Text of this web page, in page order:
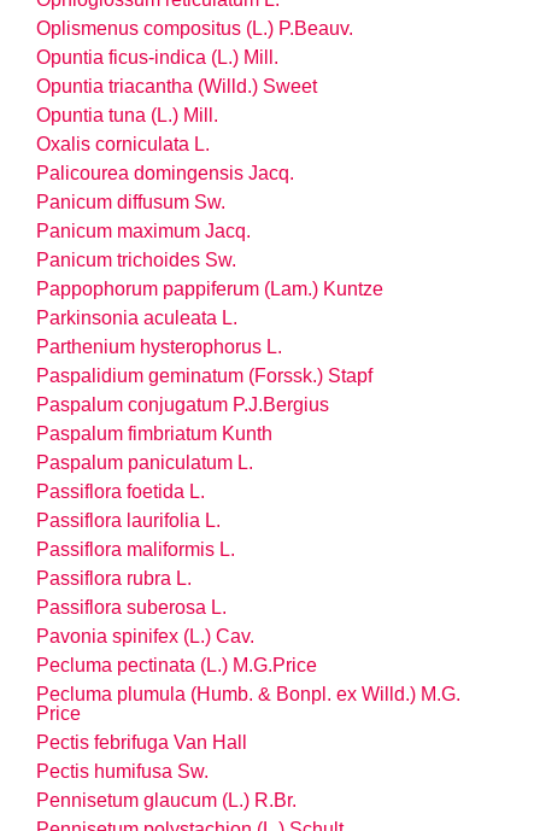
Oplismenus compositus (L.) P.Beauv.
Opuntia ficus-indica (L.) Mill.
Opuntia triacantha (Willd.) Sweet
Opuntia tuna (L.) Mill.
Oxalis corniculata L.
Palicourea domingensis Jacq.
Panicum diffusum Sw.
Panicum maximum Jacq.
Panicum trichoides Sw.
Pappophorum pappiferum (Lam.) Kuntze
Parkinsonia aculeata L.
Parthenium hysterophorus L.
Paspalidium geminatum (Forssk.) Stapf
Paspalum conjugatum P.J.Bergius
Paspalum fimbriatum Kunth
Paspalum paniculatum L.
Passiflora foetida L.
Passiflora laurifolia L.
Passiflora maliformis L.
Passiflora rubra L.
Passiflora suberosa L.
Pavonia spinifex (L.) Cav.
Pecluma pectinata (L.) M.G.Price
Pecluma plumula (Humb. & Bonpl. ex Willd.) M.G.
Price
Pectis febrifuga Van Hall
Pectis humifusa Sw.
Pennisetum glaucum (L.) R.Br.